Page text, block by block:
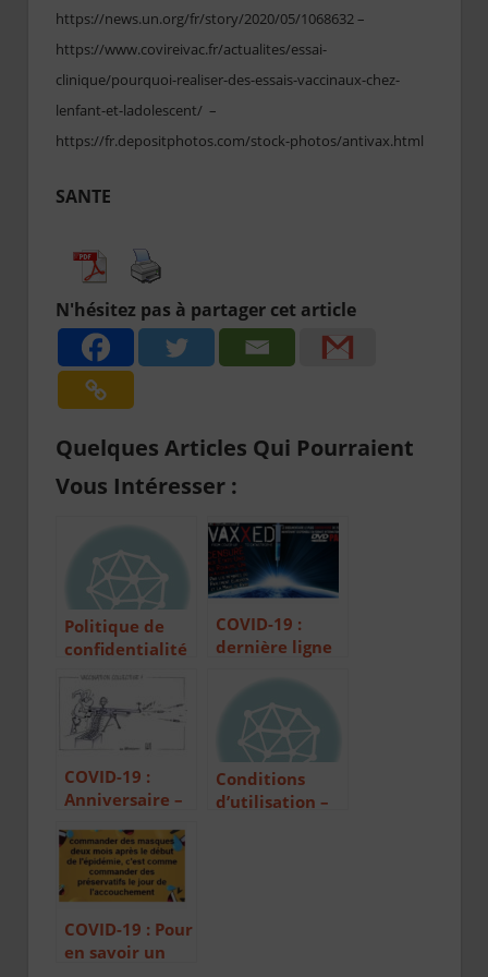
https://news.un.org/fr/story/2020/05/1068632 –
https://www.covireivac.fr/actualites/essai-
clinique/pourquoi-realiser-des-essais-vaccinaux-chez-
lenfant-et-ladolescent/ –
https://fr.depositphotos.com/stock-photos/antivax.html
SANTE
N'hésitez pas à partager cet article
Quelques Articles Qui Pourraient
Vous Intéresser :
Politique de
confidentialité
COVID-19 :
dernière ligne
course aux
vaccins
COVID-19 :
Anniversaire –
Informations
Conditions
d’utilisation –
COVID-19 : Pour
en savoir un